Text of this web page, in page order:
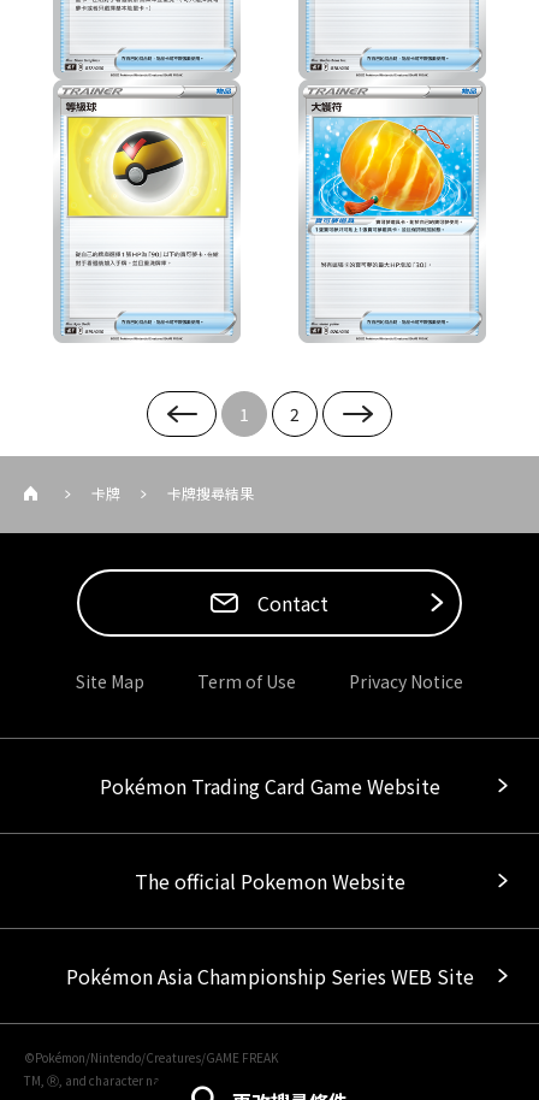
1 2
卡牌 卡牌搜尋結果
Contact
Site Map Term of Use Privacy Notice
Pokémon Trading Card Game Website
The official Pokemon Website
Pokémon Asia Championship Series WEB Site
©Pokémon/Nintendo/Creatures/GAME FREAK
TM, Ⓡ, and character names are trademarks of Nintendo.